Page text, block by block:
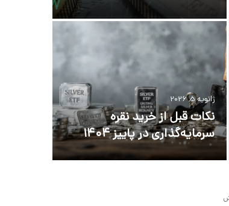
ژانویه 5, 2026
نکات قبل از خرید نقره
سرمایه‌گذاری در پاییز ۱۴۰۴